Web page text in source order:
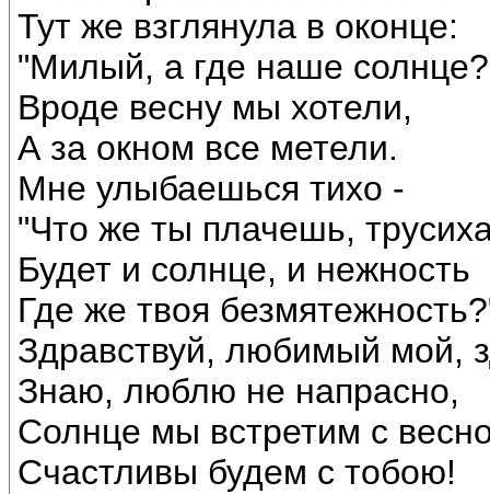
Тут же взглянула в оконце:
"Милый, а где наше
Вроде весну мы хотели,
А за окном все метели.
Мне улыбаешься тихо -
"Что же ты плачешь,
Будет и солнце, и нежность
Где же твоя
Здравствуй, любимый мой,
Знаю, люблю не напрасно,
Солнце мы встретим с
Счастливы будем с тобою!